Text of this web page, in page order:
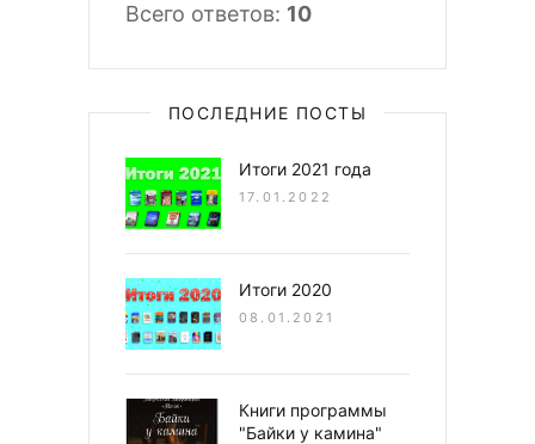
Всего ответов: 10
ПОСЛЕДНИЕ ПОСТЫ
Итоги 2021 года
17.01.2022
Итоги 2020
08.01.2021
Книги программы
"Байки у камина"